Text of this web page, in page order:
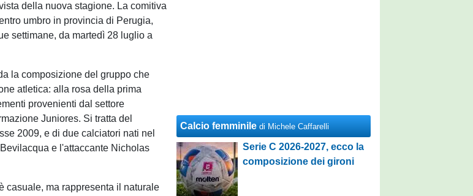
della nuova stagione. La comitiva
umbro in provincia di Perugia,
settimane, da martedì 28 luglio a
la composizione del gruppo che
atletica: alla rosa della prima
provenienti dal settore
Juniores. Si tratta del
2009, e di due calciatori nati nel
e l'attaccante Nicholas
casuale, ma rappresenta il naturale
Calcio femminile di Michele Caffarelli
Serie C 2026-2027, ecco la
composizione dei gironi